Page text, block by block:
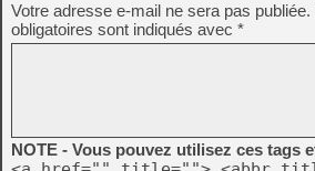
Votre adresse e-mail ne sera pas publiée.
obligatoires sont indiqués avec *
NOTE - Vous pouvez utilisez ces tags